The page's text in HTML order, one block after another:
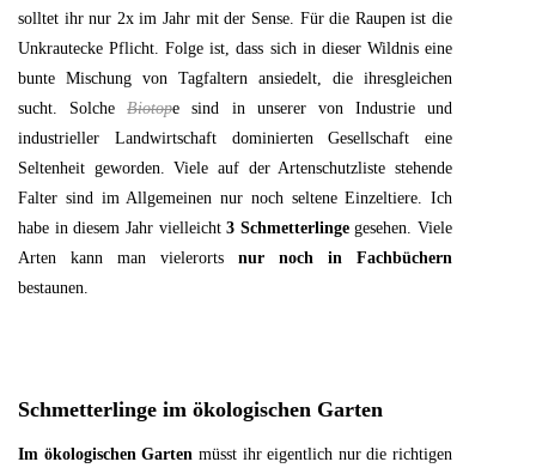
solltet ihr nur 2x im Jahr mit der Sense. Für die Raupen ist die
Unkrautecke Pflicht. Folge ist, dass sich in dieser Wildnis eine
bunte Mischung von Tagfaltern ansiedelt, die ihresgleichen
sucht. SolcheBiotope sind in unserer von Industrie und
industrieller Landwirtschaft dominierten Gesellschaft eine
Seltenheit geworden. Viele auf der Artenschutzliste stehende
Falter sind im Allgemeinen nur noch seltene Einzeltiere. Ich
habe in diesem Jahr vielleicht3 Schmetterlingegesehen. Viele
Arten kann man vielerorts nur noch in Fachbüchern
bestaunen.
Schmetterlinge im ökologischen Garten
Im ökologischen Garten müsst ihr eigentlich nur die richtigen